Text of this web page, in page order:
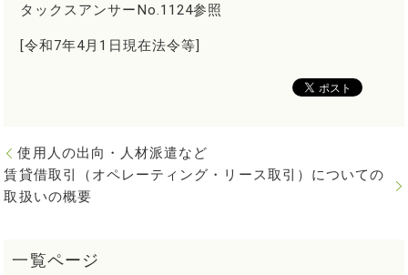
タックスアンサーNo.1124参照
[令和7年4月1日現在法令等]
使用人の出向・人材派遣など
賃貸借取引（オペレーティング・リース取引）についての
取扱いの概要